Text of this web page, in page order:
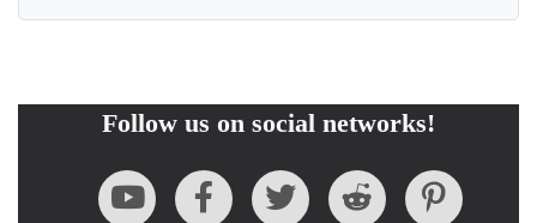
Follow us on social networks!